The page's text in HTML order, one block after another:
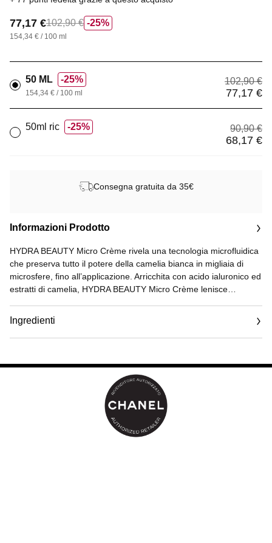
25%
77,17 €102,90 €
154,34 € / 100 ml
50 ML 25% 102,90 €
77,17 €
154,34 € / 100 ml
50ml ric 25% 90,90 €
68,17 €
Consegna gratuita da 35€
Informazioni Prodotto
HYDRA BEAUTY Micro Crème rivela una tecnologia microfluidica
che preserva tutto il potere della camelia bianca in migliaia di
microsfere, fino all’applicazione. Arricchita con acido ialuronico ed
estratti di camelia, HYDRA BEAUTY Micro Crème lenisce
un’idratazione straordinaria sin dalla prima applicazione. La pelle
è rinforzata, rimpolpata e risplende di freschezza.
la freschezza dell’acqua e il confort di una crema vellutata. Adatta
alle pelli da normali a secche, HYDRA BEAUTY Micro Crème si
fonde istantaneamente sulla pelle e la prepara all’applicazione
Il packaging ripensato ricaricabile permette un uso prolungato.
Ingredienti